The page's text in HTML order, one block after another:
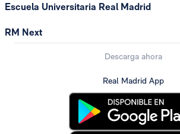
Escuela Universitaria Real Madrid
RM Next
Descarga ahora
Real Madrid App